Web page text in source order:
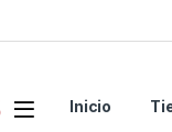
Open Inicio